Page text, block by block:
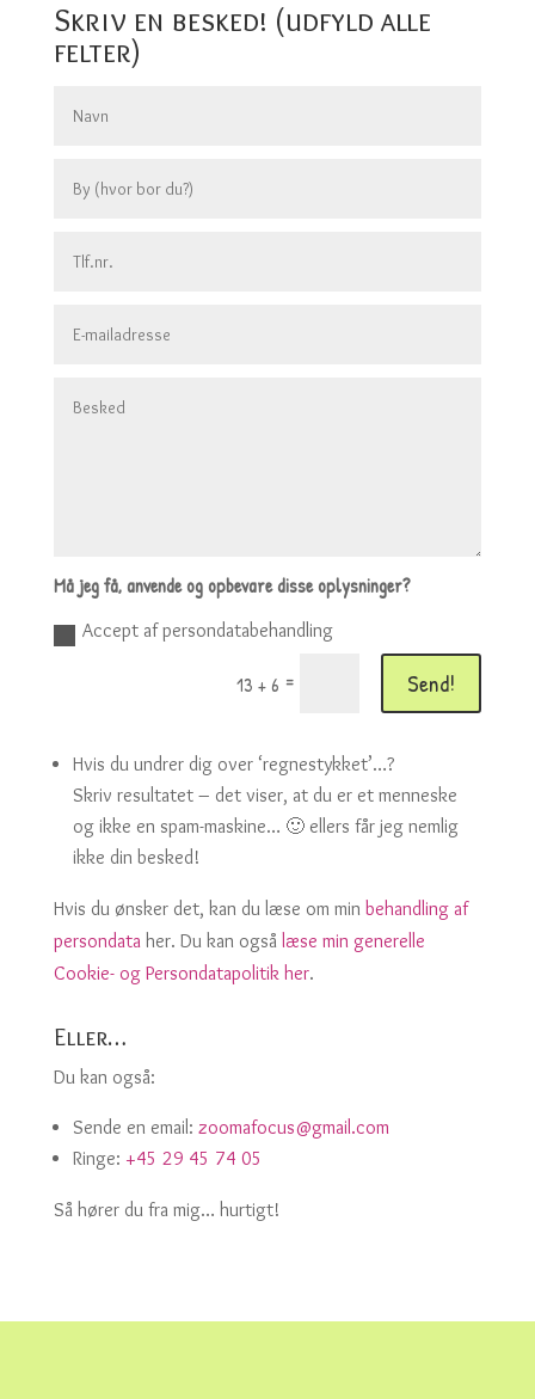
Skriv en besked! (udfyld alle
felter)
Må jeg få, anvende og opbevare disse oplysninger?
Accept af persondatabehandling
13 + 6 = Send!
Hvis du undrer dig over ‘regnestykket’…?
Skriv resultatet – det viser, at du er et menneske
og ikke en spam-maskine… 🙂 ellers får jeg nemlig
ikke din besked!
Hvis du ønsker det, kan du læse om min behandling af
persondata her. Du kan også læse min generelle
Cookie- og Persondatapolitik her.
Eller…
Du kan også:
Sende en email: zoomafocus@gmail.com
Ringe: +45 29 45 74 05
Så hører du fra mig… hurtigt!